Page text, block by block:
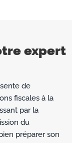
expert
de
fiscales à la
par la
du
préparer son